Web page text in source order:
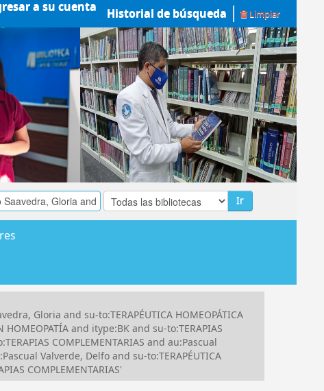
a su cuenta Historial de búsqueda Limpiar
Ir
Gloria and su-to:TERAPÉUTICA HOMEOPÁTICA
and itype:BK and su-to:TERAPIAS
COMPLEMENTARIAS and au:Pascual
Valverde, Delfo and su-to:TERAPÉUTICA
COMPLEMENTARIAS'